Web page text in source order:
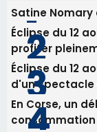
Satine Nomary
Éclipse du 12
profiter
Éclipse du 12
d'un spectacle
En Corse, un